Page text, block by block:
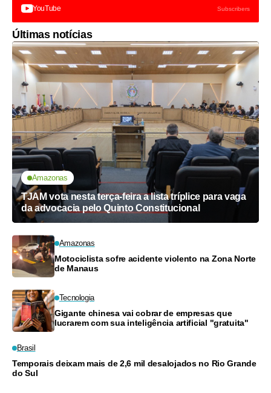
YouTube Subscribers
Últimas notícias
Amazonas
TJAM vota nesta terça-feira a lista tríplice para vaga
da advocacia pelo Quinto Constitucional
Amazonas
Motociclista sofre acidente violento na Zona Norte
de Manaus
Tecnologia
Gigante chinesa vai cobrar de empresas que
lucrarem com sua inteligência artificial "gratuita"
Brasil
Temporais deixam mais de 2,6 mil desalojados no Rio Grande
do Sul